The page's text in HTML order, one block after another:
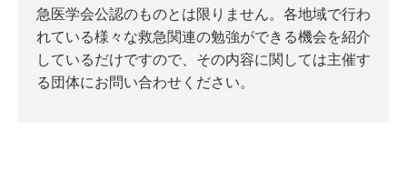
急医学会公認のものとは限りません。各地域で行わ
れている様々な救急関連の勉強ができる機会を紹介
しているだけですので、その内容に関しては主催す
る団体にお問い合わせください。